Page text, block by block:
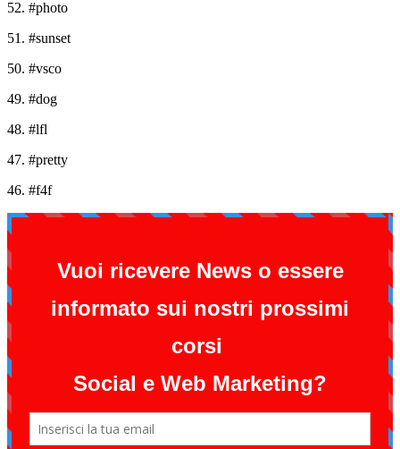
52. #photo
51. #sunset
50. #vsco
49. #dog
48. #lfl
47. #pretty
46. #f4f